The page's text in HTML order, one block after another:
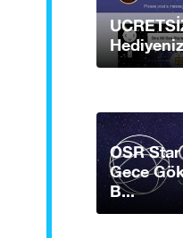
OSR
Gece
B...